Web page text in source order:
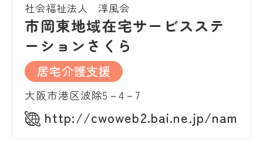
社会福祉法人 淳風会
市岡東地域在宅サービスステ
ーションさくら
居宅介護支援
大阪市港区波除5－4－7
http://cwoweb2.bai.ne.jp/